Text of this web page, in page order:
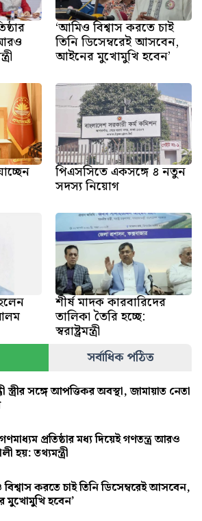
‘আমিও বিশ্বাস করতে চাই
তিনি ডিসেম্বরেই আসবেন,
আইনের মুখোমুখি হবেন’
পিএসসিতে একসঙ্গে ৪ নতুন
সদস্য নিয়োগ
শীর্ষ মাদক কারবারিদের
তালিকা তৈরি হচ্ছে:
স্বরাষ্ট্রমন্ত্রী
সর্বাধিক পঠিত
স্ত্রীর সঙ্গে আপত্তিকর অবস্থা, জামায়াত নেতা
গণমাধ্যম প্রতিষ্ঠার মধ্য দিয়েই গণতন্ত্র আরও
হয়: তথ্যমন্ত্রী
করতে চাই তিনি ডিসেম্বরেই আসবেন,
মুখোমুখি হবেন’